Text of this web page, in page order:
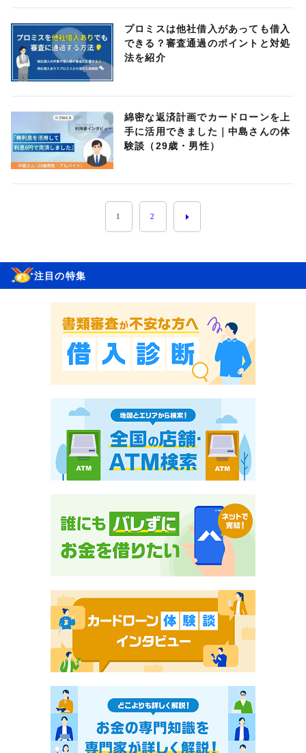
プロミスは他社借入があっても借入
できる？審査通過のポイントと対処
法を紹介
綿密な返済計画でカードローンを上
手に活用できました｜中島さんの体
験談（29歳・男性）
1 2
注目の特集